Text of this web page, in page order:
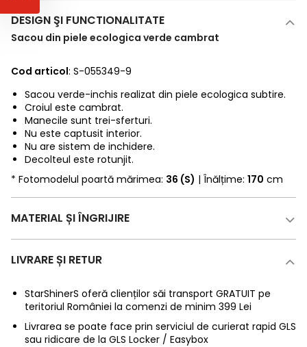
DESIGN ŞI FUNCTIONALITATE
Sacou din piele ecologica verde cambrat
Cod articol: S-055349-9
Sacou verde-inchis realizat din piele ecologica subtire.
Croiul este cambrat.
Manecile sunt trei-sferturi.
Nu este captusit interior.
Nu are sistem de inchidere.
Decolteul este rotunjit.
* Fotomodelul poartă mărimea: 36 (S) | Înălțime: 170 cm
MATERIAL ȘI ÎNGRIJIRE
LIVRARE ȘI RETUR
StarShinerS oferă clienților săi transport GRATUIT pe
teritoriul României la comenzi de minim 399 Lei
Livrarea se poate face prin serviciul de curierat rapid GLS
sau ridicare de la GLS Locker / Easybox